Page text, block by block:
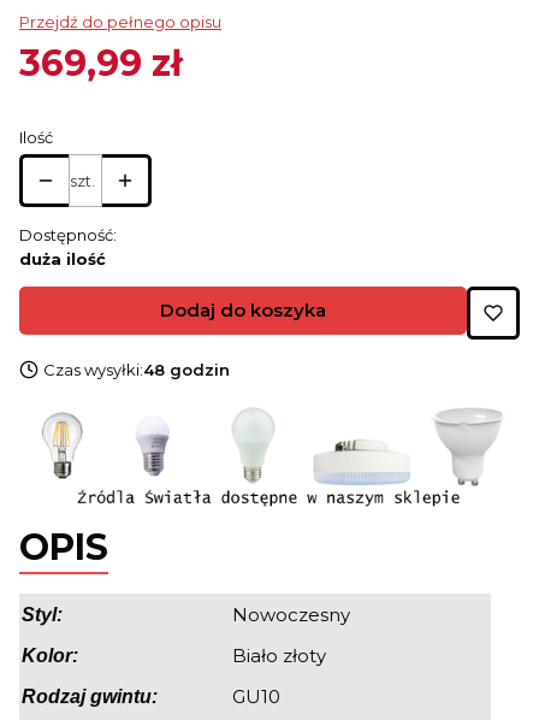
Przejdź do pełnego opisu
Cena
369,99 zł
Ilość
szt.
Dostępność:
duża ilość
Dodaj do koszyka
Czas wysyłki:48 godzin
OPIS
Styl: Nowoczesny
Kolor: Biało złoty
Rodzaj gwintu: GU10